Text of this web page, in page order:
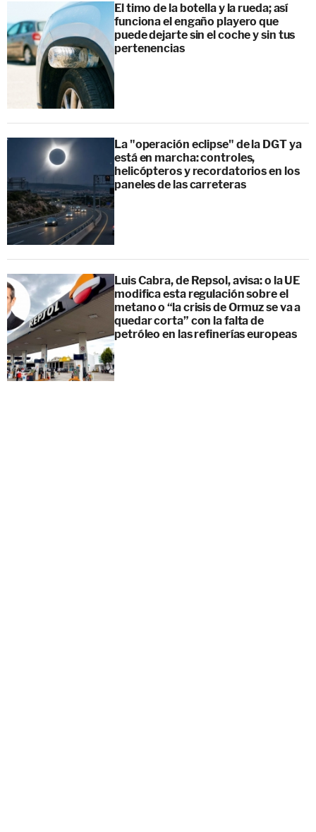
El timo de la botella y la rueda; así
funciona el engaño playero que
puede dejarte sin el coche y sin tus
pertenencias
La "operación eclipse" de la DGT ya
está en marcha: controles,
helicópteros y recordatorios en los
paneles de las carreteras
Luis Cabra, de Repsol, avisa: o la UE
modifica esta regulación sobre el
metano o “la crisis de Ormuz se va a
quedar corta” con la falta de
petróleo en las refinerías europeas